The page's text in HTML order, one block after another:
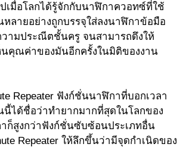
เมื่อโลกได้รู้จักกับนาฬิกาควอทซ์ที่ใช้
ลายอย่างถูกบรรจุใส่ลงนาฬิกาข้อมือ
วามประณีตชั้นครู จนสามารถดึงให้
คุณค่าของมันอีกครั้งในมิติของงาน
Repeater ฟังก์ชั่นนาฬิกาที่บอกเวลา
นี้ได้ชื่อว่าทำยากมากที่สุดในโลกของ
ก็สูงกว่าฟังก์ชั่นซับซ้อนประเภทอื่น
Repeater ให้ลึกขึ้นว่ามีจุดกำเนิดของ